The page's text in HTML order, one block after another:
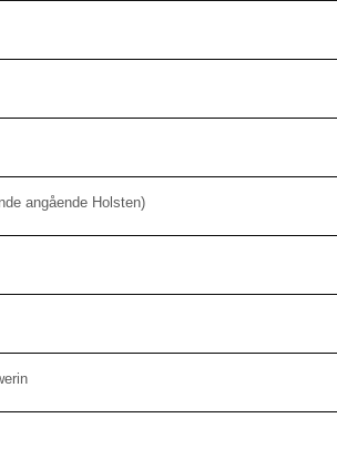
angående Holsten)